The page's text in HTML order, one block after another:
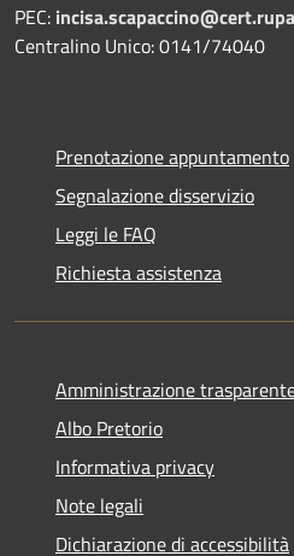
PEC:
Centralino Unico: 0141/74040
Prenotazione appuntamento
Segnalazione disservizio
Leggi le FAQ
Richiesta assistenza
Amministrazione
Albo Pretorio
Informativa privacy
Note legali
Dichiarazione di accessibilità